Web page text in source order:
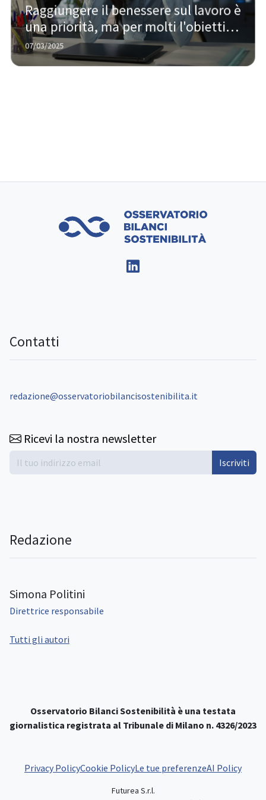
Raggiungere il benessere sul lavoro è
una priorità, ma per molti l'obiettivo
è ancora lontano
07/03/2025
Contatti
redazione@osservatoriobilancisostenibilita.it
Ricevi la nostra newsletter
Iscriviti
Redazione
Simona Politini
Direttrice responsabile
Tutti gli autori
Osservatorio Bilanci Sostenibilità è una testata
giornalistica registrata al Tribunale di Milano n. 4326/2023
Privacy PolicyCookie PolicyLe tue preferenzeAI Policy
Futurea S.r.l.